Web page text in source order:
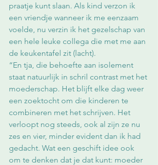
praatje kunt slaan. Als kind verzon ik
een vriendje wanneer ik me eenzaam
voelde, nu verzin ik het gezelschap van
een hele leuke collega die met me aan
de keukentafel zit (lacht).
“En tja, die behoefte aan isolement
staat natuurlijk in schril contrast met het
moederschap. Het blijft elke dag weer
een zoektocht om die kinderen te
combineren met het schrijven. Het
verloopt nog steeds, ook al zijn ze nu
zes en vier, minder evident dan ik had
gedacht. Wat een geschift idee ook
om te denken dat je dat kunt: moeder